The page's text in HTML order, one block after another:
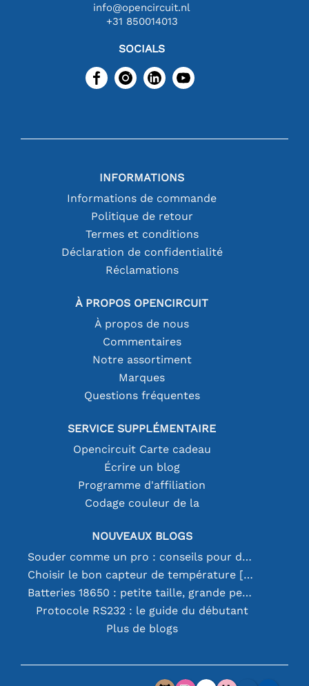
info@opencircuit.nl
+31 850014013
SOCIALS
INFORMATIONS
Informations de commande
Politique de retour
Termes et conditions
Déclaration de confidentialité
Réclamations
À PROPOS OPENCIRCUIT
À propos de nous
Commentaires
Notre assortiment
Marques
Questions fréquentes
SERVICE SUPPLÉMENTAIRE
Opencircuit Carte cadeau
Écrire un blog
Programme d'affiliation
Codage couleur de la
NOUVEAUX BLOGS
Souder comme un pro : conseils pour des connexions électroniques parfaites
Choisir le bon capteur de température [youtube]
Batteries 18650 : petite taille, grande performance
Protocole RS232 : le guide du débutant
Plus de blogs